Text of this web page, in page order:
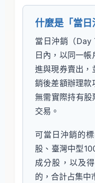
什麼是「當日
當日沖銷（Day
日內，以同一
進與現券賣出，
銷後差額辦理款
無需實際持有股
交易。
可當日沖銷的
股、臺灣中型
成分股，以及
的，合計占集中